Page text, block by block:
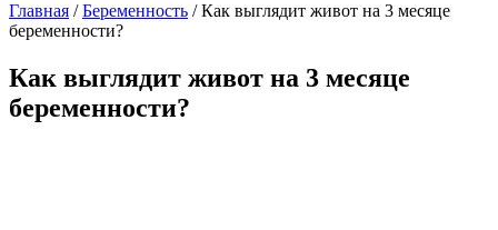
Главная / Беременность / Как выглядит живот на 3 месяце
беременности?
Как выглядит живот на 3 месяце
беременности?